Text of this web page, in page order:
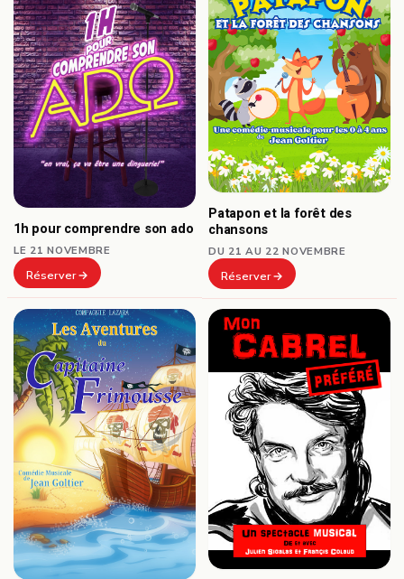
1h pour comprendre son ado
LE 21 NOVEMBRE
Réserver
Patapon et la forêt des
chansons
DU 21 AU 22 NOVEMBRE
Réserver